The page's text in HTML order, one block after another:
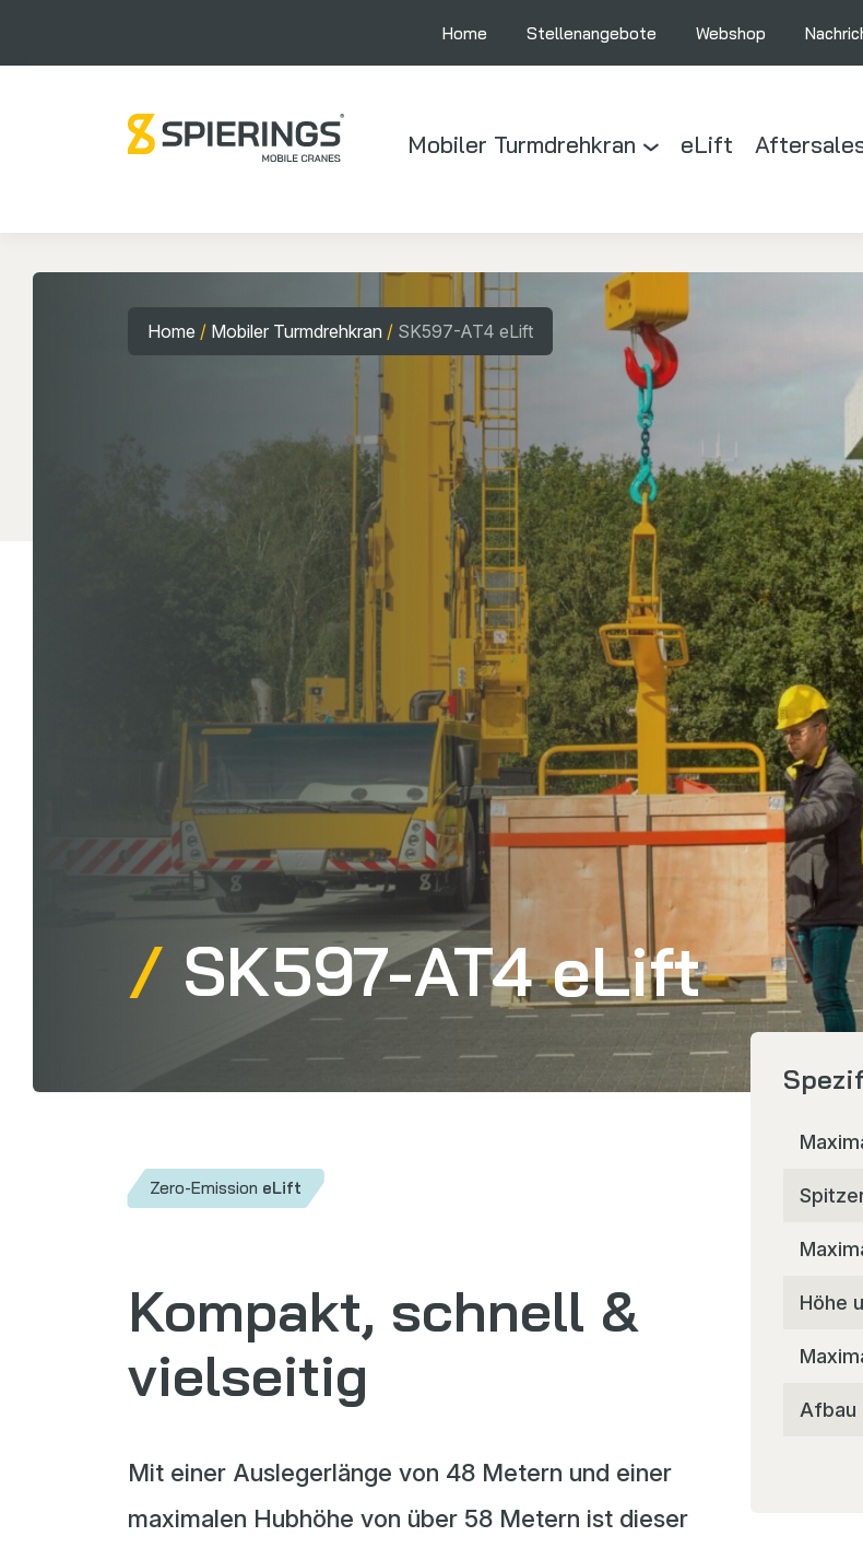
Home Stellenangebote Webshop
Mobiler Turmdrehkran eLift
Home / Mobiler Turmdrehkran / SK597-AT4 eLift
SK597-AT4 eLift
Zero-Emission eLift
Kompakt, schnell &
vielseitig
Mit einer Auslegerlänge von 48 Metern und einer
maximalen Hubhöhe von über 58 Metern ist dieser
Höhe
Afbau